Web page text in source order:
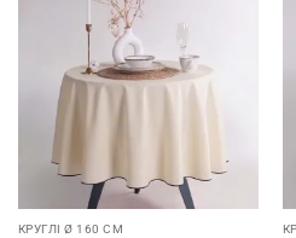
КРУГЛІ Ø 160 СМ